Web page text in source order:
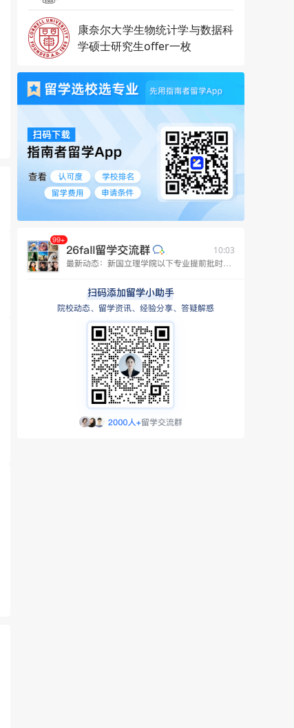
康奈尔大学生物统计学与数据科
学硕士研究生offer一枚
10:03